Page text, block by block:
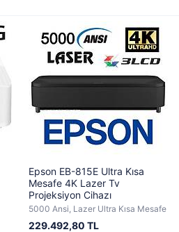
Epson EB-815E Ultra Kısa
Mesafe 4K Lazer Tv
Projeksiyon Cihazı
5000 Ansi, Lazer Ultra Kısa Mesafe
229.492,80 TL